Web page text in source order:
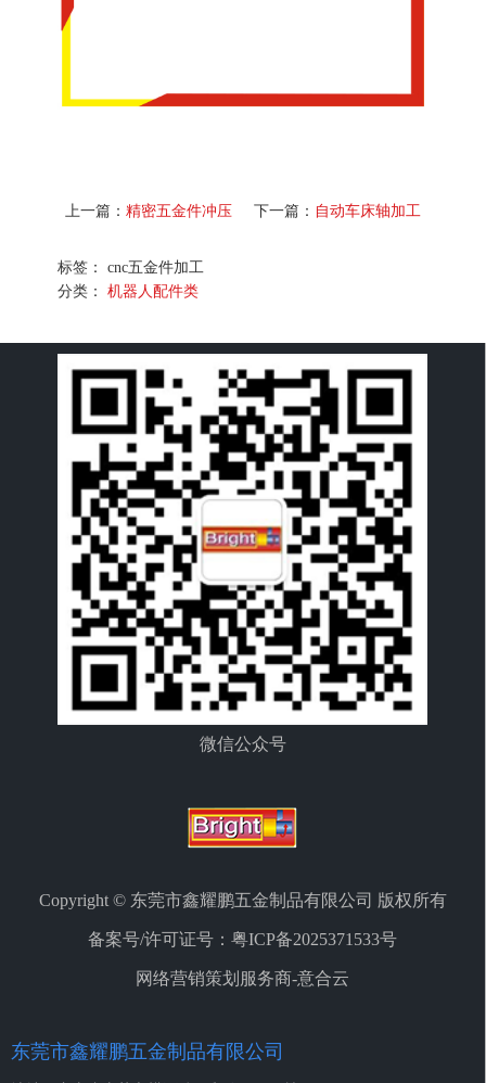
上一篇： 精密五金件冲压 下一篇： 自动车床轴加工
标签： cnc五金件加工
分类： 机器人配件类
微信公众号
Copyright © 东莞市鑫耀鹏五金制品有限公司 版权所有
备案号/许可证号： 粤ICP备2025371533号
网络营销策划服务商-意合云
东莞市鑫耀鹏五金制品有限公司